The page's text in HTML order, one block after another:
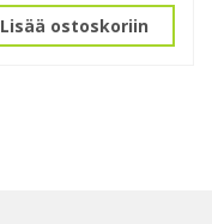
Lisää ostoskoriin